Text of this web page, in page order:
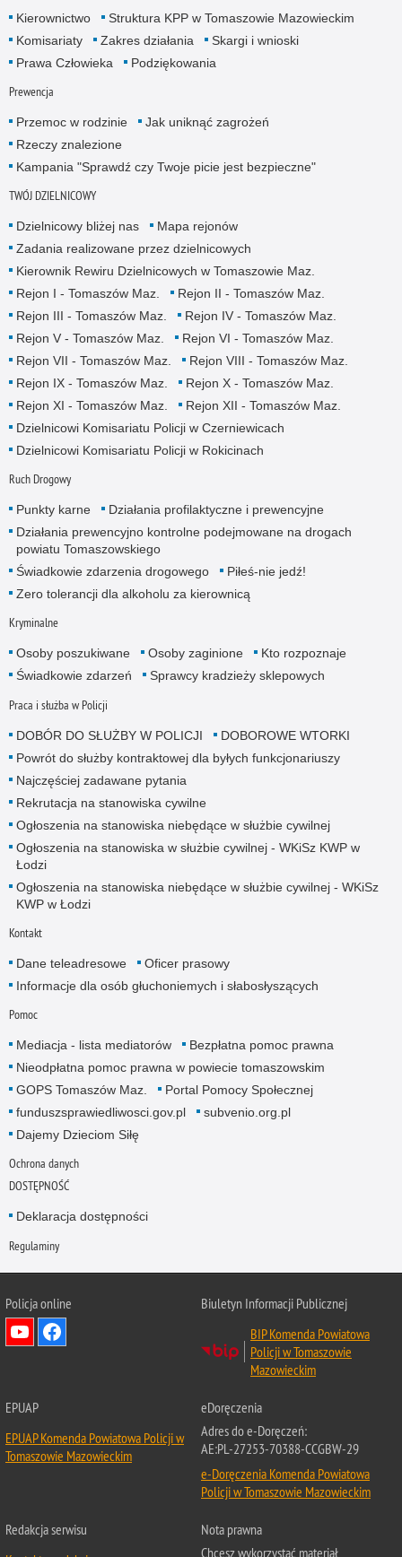
Kierownictwo
Struktura KPP w Tomaszowie Mazowieckim
Komisariaty
Zakres działania
Skargi i wnioski
Prawa Człowieka
Podziękowania
Prewencja
Przemoc w rodzinie
Jak uniknąć zagrożeń
Rzeczy znalezione
Kampania "Sprawdź czy Twoje picie jest bezpieczne"
TWÓJ DZIELNICOWY
Dzielnicowy bliżej nas
Mapa rejonów
Zadania realizowane przez dzielnicowych
Kierownik Rewiru Dzielnicowych w Tomaszowie Maz.
Rejon I - Tomaszów Maz.
Rejon II - Tomaszów Maz.
Rejon III - Tomaszów Maz.
Rejon IV - Tomaszów Maz.
Rejon V - Tomaszów Maz.
Rejon VI - Tomaszów Maz.
Rejon VII - Tomaszów Maz.
Rejon VIII - Tomaszów Maz.
Rejon IX - Tomaszów Maz.
Rejon X - Tomaszów Maz.
Rejon XI - Tomaszów Maz.
Rejon XII - Tomaszów Maz.
Dzielnicowi Komisariatu Policji w Czerniewicach
Dzielnicowi Komisariatu Policji w Rokicinach
Ruch Drogowy
Punkty karne
Działania profilaktyczne i prewencyjne
Działania prewencyjno kontrolne podejmowane na drogach
powiatu Tomaszowskiego
Świadkowie zdarzenia drogowego
Piłeś-nie jedź!
Zero tolerancji dla alkoholu za kierownicą
Kryminalne
Osoby poszukiwane Osoby zaginione
Kto rozpoznaje
Świadkowie zdarzeń
Sprawcy kradzieży sklepowych
Praca i służba w Policji
DOBÓR DO SŁUŻBY W POLICJI
DOBOROWE WTORKI
Powrót do służby kontraktowej dla byłych funkcjonariuszy
Najczęściej zadawane pytania
Rekrutacja na stanowiska cywilne
Ogłoszenia na stanowiska niebędące w służbie cywilnej
Ogłoszenia na stanowiska w służbie cywilnej - WKiSz KWP w
Łodzi
Ogłoszenia na stanowiska niebędące w służbie cywilnej - WKiSz
KWP w Łodzi
Kontakt
Dane teleadresowe
Oficer prasowy
Informacje dla osób głuchoniemych i słabosłyszących
Pomoc
Mediacja - lista mediatorów
Bezpłatna pomoc prawna
Nieodpłatna pomoc prawna w powiecie tomaszowskim
GOPS Tomaszów Maz.
Portal Pomocy Społecznej
funduszsprawiedliwosci.gov.pl
subvenio.org.pl
Dajemy Dzieciom Siłę
Ochrona danych
DOSTĘPNOŚĆ
Deklaracja dostępności
Regulaminy
Policja online
Biuletyn Informacji Publicznej
BIP Komenda Powiatowa
Policji w Tomaszowie
Mazowieckim
EPUAP
EPUAP Komenda Powiatowa Policji w
Tomaszowie Mazowieckim
eDoręczenia
Adres do e-Doręczeń:
AE:PL-27253-70388-CCGBW-29
e-Doręczenia Komenda Powiatowa
Policji w Tomaszowie Mazowieckim
Redakcja serwisu
Nota prawna
Chcesz wykorzystać materiał